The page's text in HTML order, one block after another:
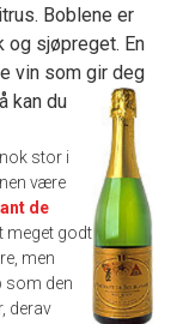
Boblene er
sjøpreget. En
vin som gir deg
kan du
stor i
være
de
meget godt
men
som den
derav